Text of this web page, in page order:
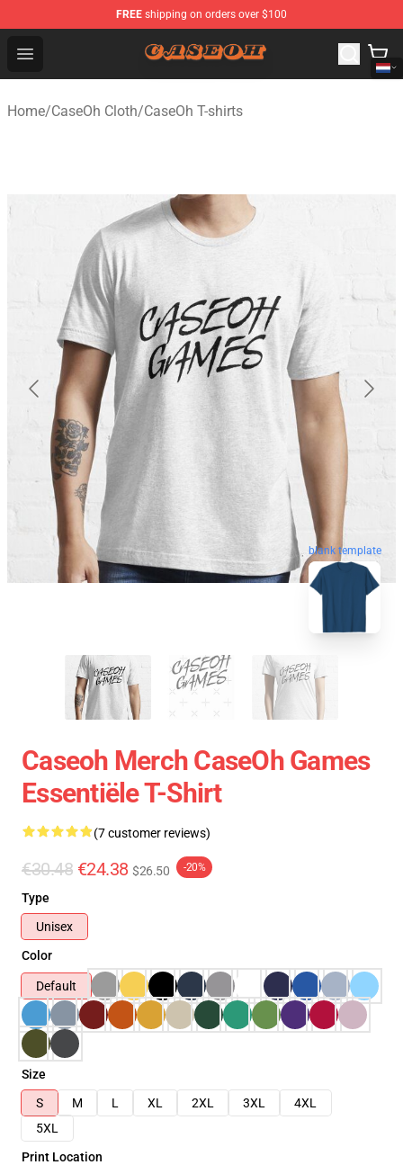
FREE shipping on orders over $100
Open menu
CaseOh Shop - Official CaseOh Merchandise Store
Home/CaseOh Cloth/CaseOh T-shirts
blank template
Caseoh Merch CaseOh Games
Essentiële T-Shirt
(7 customer reviews)
€30.48 €24.38 $26.50 -20%
Type
Unisex
Color
Default
Size
S
M L XL 2XL 3XL
4XL
5XL
Print Location